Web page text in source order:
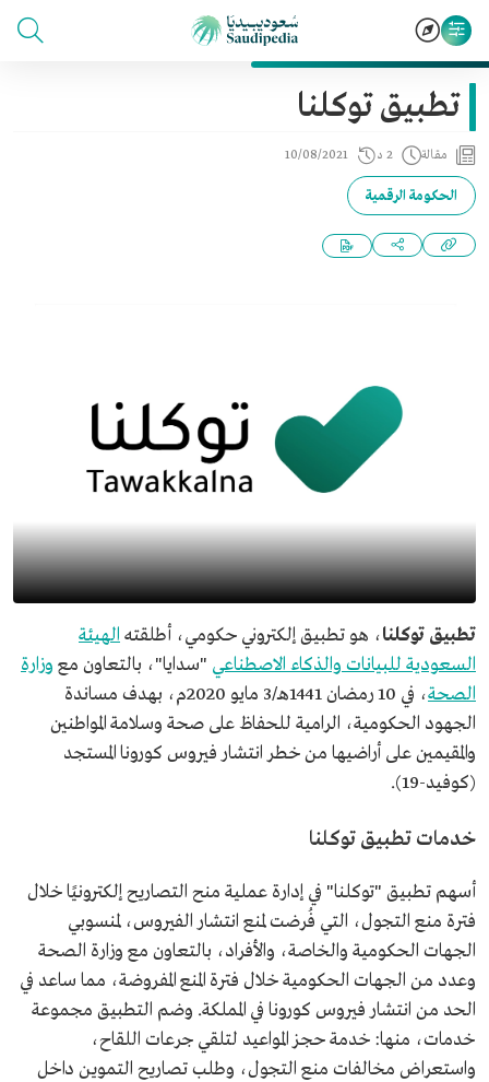
تطبيق توكلنا
مقالة 2 د 10/08/2021
الحكومة الرقمية
تطبيق توكلنا، هو تطبيق إلكتروني حكومي، أطلقته الهيئة
السعودية للبيانات والذكاء الاصطناعي "سدايا"، بالتعاون مع وزارة
الصحة
، في 10 رمضان 1441هـ/3 مايو 2020م، بهدف مساندة
الجهود الحكومية، الرامية للحفاظ على صحة وسلامة المواطنين
والمقيمين على أراضيها من خطر انتشار فيروس كورونا المستجد
(كوفيد-19).
خدمات تطبيق توكلنا
أسهم تطبيق "توكلنا" في إدارة عملية منح التصاريح إلكترونيًا خلال
فترة منع التجول، التي فُرضت لمنع انتشار الفيروس، لمنسوبي
الجهات الحكومية والخاصة، والأفراد، بالتعاون مع وزارة الصحة
وعدد من الجهات الحكومية خلال فترة المنع المفروضة، مما ساعد في
الحد من انتشار فيروس كورونا في المملكة. وضم التطبيق مجموعة
خدمات، منها: خدمة حجز المواعيد لتلقي جرعات اللقاح،
واستعراض مخالفات منع التجول، وطلب تصاريح التموين داخل